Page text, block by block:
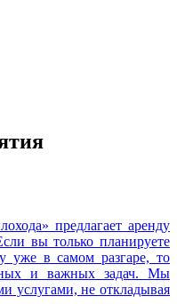
предлагает аренду
вы только планируете
уже в самом разгаре, то
и важных задач. Мы
услугами, не откладывая